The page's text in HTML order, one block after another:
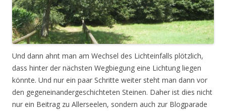
Und dann ahnt man am Wechsel des Lichteinfalls plötzlich,
dass hinter der nächsten Wegbiegung eine Lichtung liegen
könnte. Und nur ein paar Schritte weiter steht man dann vor
den gegeneinandergeschichteten Steinen. Daher ist dies nicht
nur ein Beitrag zu Allerseelen, sondern auch zur Blogparade